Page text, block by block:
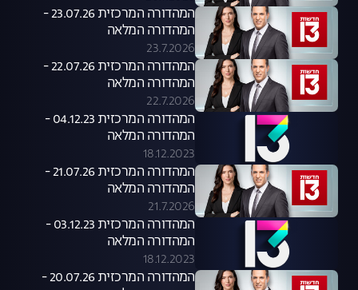
המהדורה המרכזית 23.07.26 -
המהדורה המלאה
23.7.2026
המהדורה המרכזית 22.07.26 -
המהדורה המלאה
22.7.2026
המהדורה המרכזית 04.12.23 -
המהדורה המלאה
18.12.2023
המהדורה המרכזית 21.07.26 -
המהדורה המלאה
21.7.2026
המהדורה המרכזית 03.12.23 -
המהדורה המלאה
18.12.2023
המהדורה המרכזית 20.07.26 -